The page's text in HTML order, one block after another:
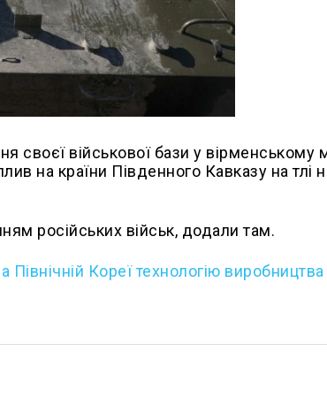
своєї військової бази у вірменському
на країни Південного Кавказу на тлі
російських військ, додали там.
Північній Кореї технологію